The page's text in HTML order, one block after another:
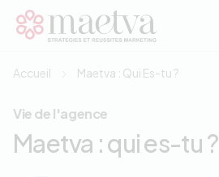
Aller au contenu principal
Accueil Maetva : Qui Es-tu ?
Vie de l'agence
Maetva : qui es-tu ?